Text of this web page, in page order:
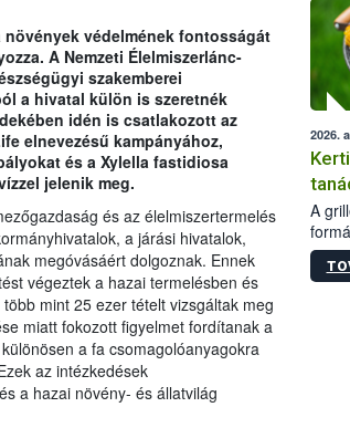
növények védelmének fontosságát
A Nemzeti Élelmiszerlánc-
szakemberei
a hivatal külön is szeretnék
idén is csatlakozott az
elnevezésű kampányához,
és a Xylella fastidiosa
jelenik meg.
és az élelmiszertermelés
a járási hivatalok,
megóvásáért dolgoznak. Ennek
végeztek a hazai termelésben és
mint 25 ezer tételt vizsgáltak meg
miatt fokozott figyelmet fordítanak a
a fa csomagolóanyagokra
az intézkedések
a hazai növény- és állatvilág
Az
2026.
A